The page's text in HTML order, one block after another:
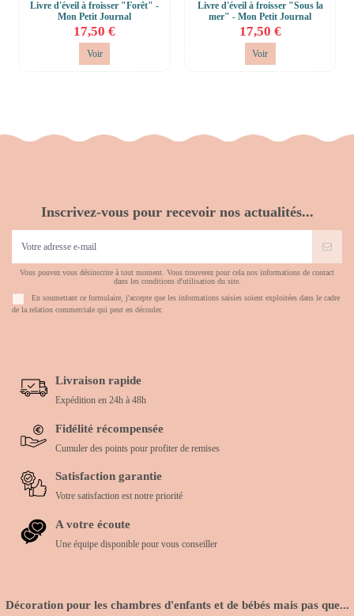
Livre d'éveil à froisser "Forêt" -
Mon Petit Journal
17,50 €
Voir
Livre d'éveil à froisser "Sous la
mer" - Mon Petit Journal
17,50 €
Voir
Inscrivez-vous pour recevoir nos actualités...
Vous pouvez vous désinscrire à tout moment. Vous trouverez pour cela nos informations de contact
dans les conditions d'utilisation du site.
En soumettant ce formulaire, j'accepte que les informations saisies soient exploitées dans le cadre
de la relation commerciale qui peut en découler.
Livraison rapide
Expédition en 24h à 48h
Fidélité récompensée
Cumuler des points pour profiter de remises
Satisfaction garantie
Votre satisfaction est notre priorité
A votre écoute
Une équipe disponible pour vous conseiller
Décoration pour les chambres d'enfants et de bébés mais pas que...